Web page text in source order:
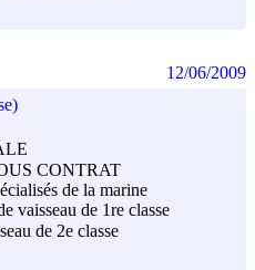
CONTRAT
de la marine
vaisseau de 1re classe
de 2e classe
12/06/2009